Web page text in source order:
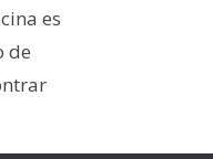
es
de